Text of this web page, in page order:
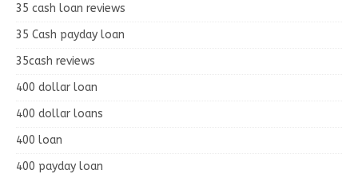
35 cash loan reviews
35 Cash payday loan
35cash reviews
400 dollar loan
400 dollar loans
400 loan
400 payday loan